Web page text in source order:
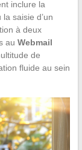
inclure la
saisie d’un
à deux
au Webmail
de
fluide au sein